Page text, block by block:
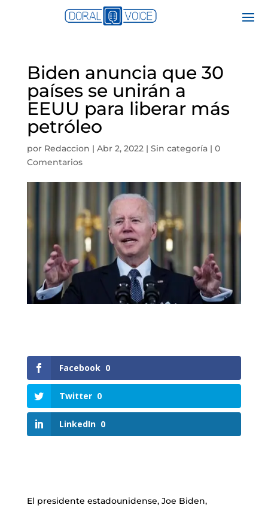
Biden anuncia que 30
países se unirán a
EEUU para liberar más
petróleo
por Redaccion | Abr 2, 2022| Sin categoría| 0
Comentarios
Facebook 0
Twitter 0
LinkedIn 0
El presidente estadounidense, Joe Biden,